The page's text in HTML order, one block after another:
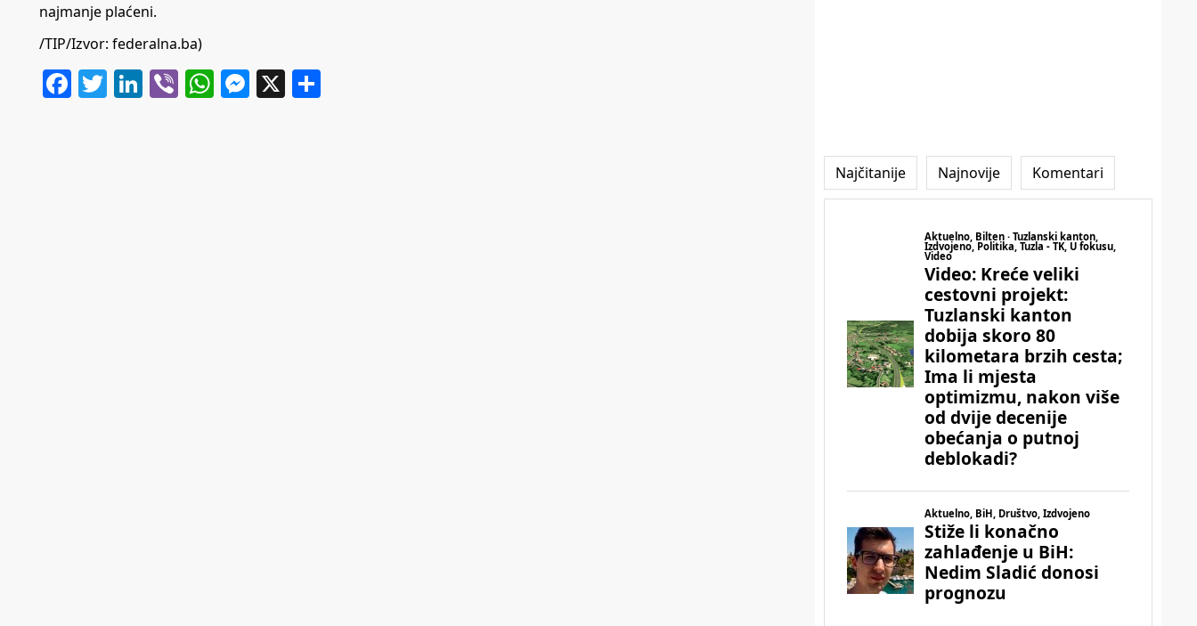
najmanje plaćeni.
/TIP/Izvor: federalna.ba)
Facebook
Twitter
LinkedIn
ViberWhatsApp
Messenger
X
Najčitanije Najnovije Komentari